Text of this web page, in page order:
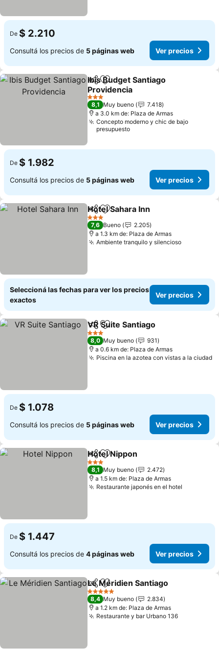
De $ 2.210
Consultá los precios de 5 páginas web Ver precios
CompartirAñadir a favoritos
Ibis Budget Santiago
Providencia
Ver precios
3 Estrellas
8,1 Muy bueno
7.418
a 3.0 km de: Plaza de Armas
Concepto moderno y chic de bajo
presupuesto
De $ 1.982
Consultá los precios de 5 páginas web Ver precios
CompartirAñadir a favoritos
Hotel Sahara Inn
3 Estrellas
7,6 Bueno
2.205
a 1.3 km de: Plaza de Armas
Ambiente tranquilo y silenciosoVer
Seleccioná las fechas para ver los precios
exactos
Ver precios
CompartirAñadir a favoritos
VR Suite Santiago
3 Estrellas
8,0 Muy bueno
931
a 0.6 km de: Plaza de Armas
Piscina en la azotea con vistas a la ciudad
De $ 1.078
Consultá los precios de 5 páginas web Ver precios
CompartirAñadir a favoritos
Hotel Nippon
3 Estrellas
8,1 Muy bueno
2.472
a 1.5 km de: Plaza de Armas
Restaurante japonés en el hotel
De $ 1.447
Consultá los precios de 4 páginas web Ver precios
CompartirAñadir a favoritos
Le Méridien Santiago
5 Estrellas
8,4 Muy bueno
2.834
a 1.2 km de: Plaza de Armas
Restaurante y bar Urbano 136Ver